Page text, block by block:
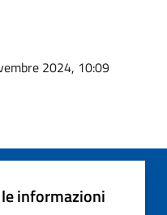
2024, 10:09
informazioni